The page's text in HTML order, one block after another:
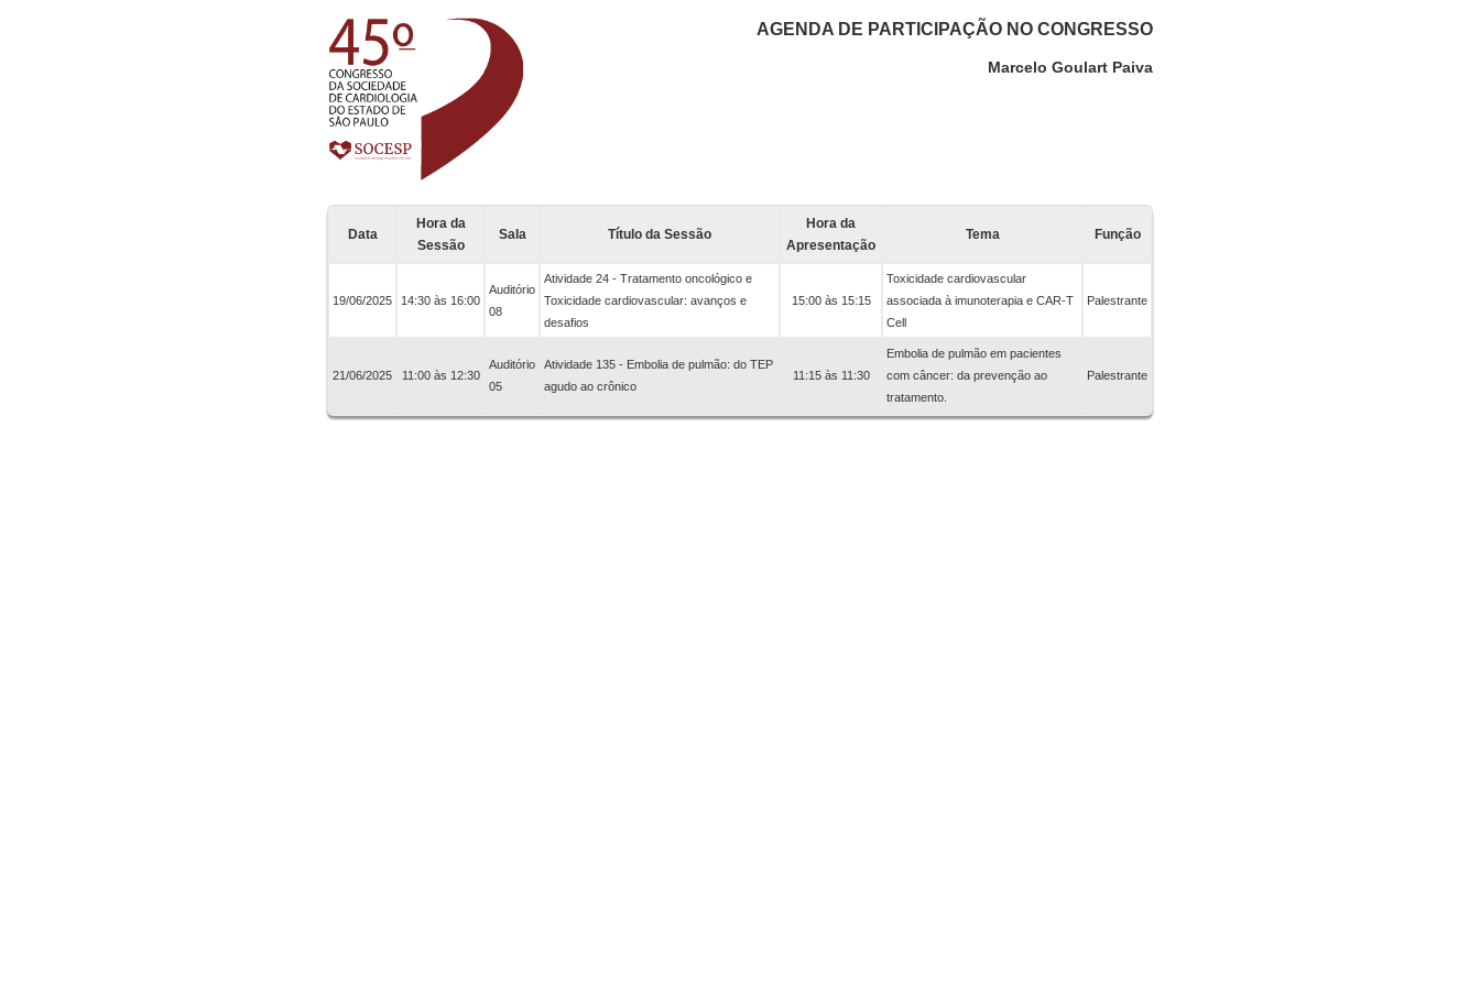
AGENDA DE PARTICIPAÇÃO NO CONGRESSO
Marcelo Goulart Paiva
Data
Hora da
Sessão
Sala Título da Sessão
Hora da
Apresentação
Tema Função
19/06/2025 14:30 às 16:00
Auditório
08
Atividade 24 - Tratamento oncológico e
Toxicidade cardiovascular: avanços e
desafios
15:00 às 15:15
Toxicidade cardiovascular
associada à imunoterapia e CAR-T
Cell
Palestrante
21/06/2025 11:00 às 12:30
Auditório
05
Atividade 135 - Embolia de pulmão: do TEP
agudo ao crônico
11:15 às 11:30
Embolia de pulmão em pacientes
com câncer: da prevenção ao
tratamento.
Palestrante